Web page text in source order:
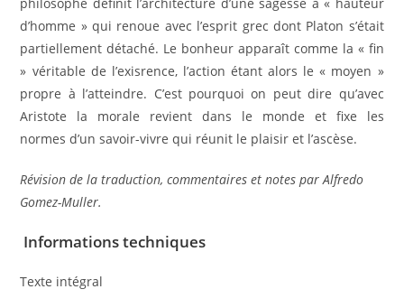
d’homme » qui renoue avec l’esprit grec dont Platon s’était
partiellement détaché. Le bonheur apparaît comme la « fin
» véritable de l’exisrence, l’action étant alors le « moyen »
propre à l’atteindre. C’est pourquoi on peut dire qu’avec
Aristote la morale revient dans le monde et fixe les
normes d’un savoir-vivre qui réunit le plaisir et l’ascèse.
Révision de la traduction, commentaires et notesparAlfredo
Gomez-Muller.
Informations techniques
Texte intégral